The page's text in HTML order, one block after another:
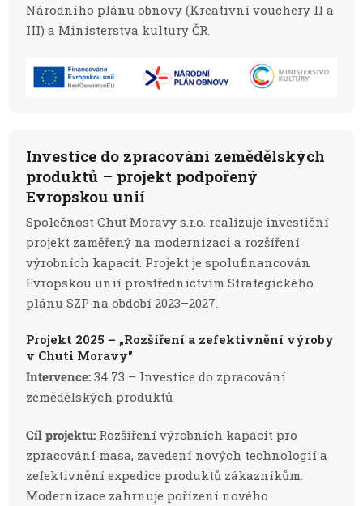
Národního plánu obnovy (Kreativní vouchery II a
III) a Ministerstva kultury ČR.
Investice do zpracování zemědělských
produktů – projekt podpořený
Evropskou unií
Společnost Chuť Moravy s.r.o. realizuje investiční
projekt zaměřený na modernizaci a rozšíření
výrobních kapacit. Projekt je spolufinancován
Evropskou unií prostřednictvím Strategického
plánu SZP na období 2023–2027.
Projekt 2025 – „Rozšíření a zefektivnění výroby
v Chuti Moravy"
Intervence: 34.73 – Investice do zpracování
zemědělských produktů
Cíl projektu: Rozšíření výrobních kapacit pro
zpracování masa, zavedení nových technologií a
zefektivnění expedice produktů zákazníkům.
Modernizace zahrnuje pořízení nového